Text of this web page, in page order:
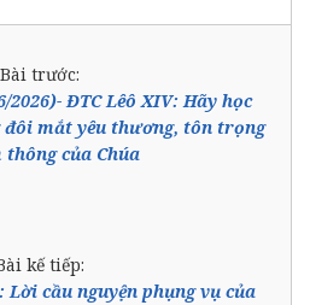
Bài trước:
2026)- ĐTC Lêô XIV: Hãy học
mắt yêu thương, tôn trọng
thông của Chúa
kế tiếp:
Lời cầu nguyện phụng vụ của